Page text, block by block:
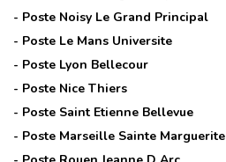
- Poste Noisy Le Grand Principal
- Poste Le Mans Universite
- Poste Lyon Bellecour
- Poste Nice Thiers
- Poste Saint Etienne Bellevue
- Poste Marseille Sainte Marguerite